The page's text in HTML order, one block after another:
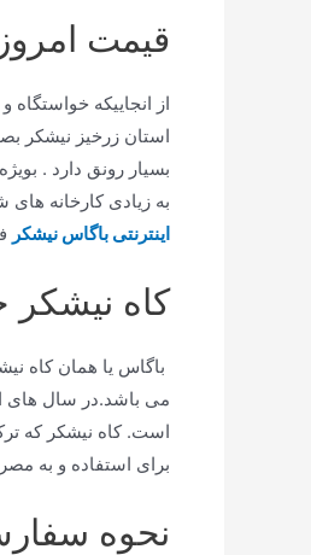
قیمت
از انجاییکه
استان زرخیز نیشکر
بسیار رونق دارد .
به زیادی کارخانه
اینترنتی باگاس نیشکر
کاه
باگاس یا همان کاه
می باشد.در سال های
است. کاه نیشکر که
برای استفاده و به
نحوه